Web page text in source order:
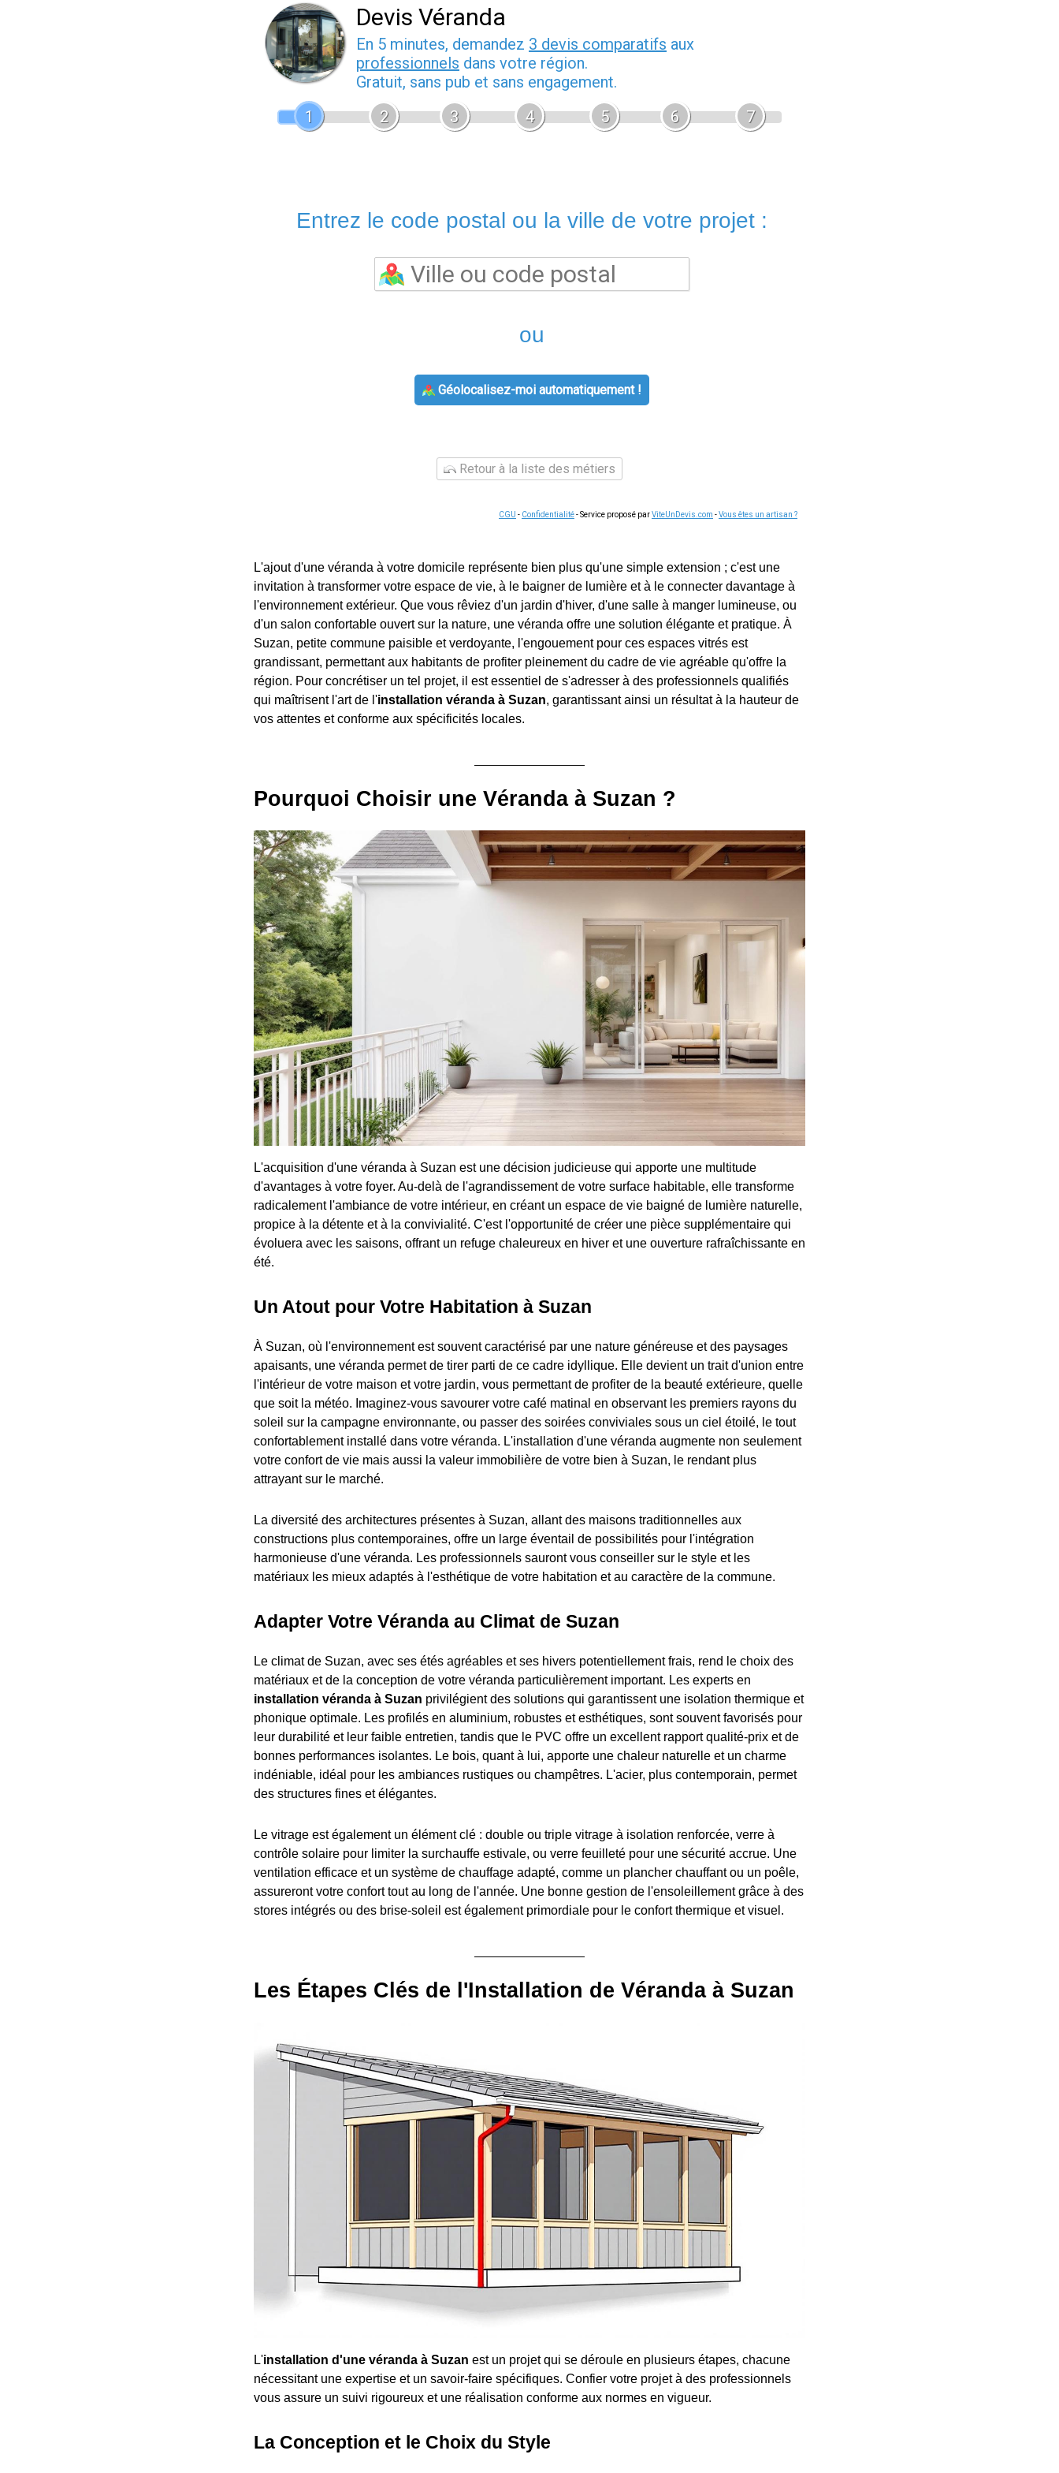
Devis Véranda
En 5 minutes, demandez 3 devis comparatifs aux
professionnels dans votre région.
Gratuit, sans pub et sans engagement.
1
2 3 4 5 6 7
Entrez le code postal ou la ville de votre projet :
ou
Géolocalisez-moi automatiquement !
Retour à la liste des métiers
CGU - Confidentialité- Service proposé parViteUnDevis.com -Vous êtes un artisan ?
L'ajout d'une véranda à votre domicile représente bien plus qu'une simple extension ; c'est une
invitation à transformer votre espace de vie, à le baigner de lumière et à le connecter davantage à
l'environnement extérieur. Que vous rêviez d'un jardin d'hiver, d'une salle à manger lumineuse, ou
d'un salon confortable ouvert sur la nature, une véranda offre une solution élégante et pratique. À
Suzan, petite commune paisible et verdoyante, l'engouement pour ces espaces vitrés est
grandissant, permettant aux habitants de profiter pleinement du cadre de vie agréable qu'offre la
région. Pour concrétiser un tel projet, il est essentiel de s'adresser à des professionnels qualifiés
qui maîtrisent l'art de l'installation véranda à Suzan, garantissant ainsi un résultat à la hauteur de
vos attentes et conforme aux spécificités locales.
Pourquoi Choisir une Véranda à Suzan ?
L'acquisition d'une véranda à Suzan est une décision judicieuse qui apporte une multitude
d'avantages à votre foyer. Au-delà de l'agrandissement de votre surface habitable, elle transforme
radicalement l'ambiance de votre intérieur, en créant un espace de vie baigné de lumière naturelle,
propice à la détente et à la convivialité. C'est l'opportunité de créer une pièce supplémentaire qui
évoluera avec les saisons, offrant un refuge chaleureux en hiver et une ouverture rafraîchissante en
été.
Un Atout pour Votre Habitation à Suzan
À Suzan, où l'environnement est souvent caractérisé par une nature généreuse et des paysages
apaisants, une véranda permet de tirer parti de ce cadre idyllique. Elle devient un trait d'union entre
l'intérieur de votre maison et votre jardin, vous permettant de profiter de la beauté extérieure, quelle
que soit la météo. Imaginez-vous savourer votre café matinal en observant les premiers rayons du
soleil sur la campagne environnante, ou passer des soirées conviviales sous un ciel étoilé, le tout
confortablement installé dans votre véranda. L'installation d'une véranda augmente non seulement
votre confort de vie mais aussi la valeur immobilière de votre bien à Suzan, le rendant plus
attrayant sur le marché.
La diversité des architectures présentes à Suzan, allant des maisons traditionnelles aux
constructions plus contemporaines, offre un large éventail de possibilités pour l'intégration
harmonieuse d'une véranda. Les professionnels sauront vous conseiller sur le style et les
matériaux les mieux adaptés à l'esthétique de votre habitation et au caractère de la commune.
Adapter Votre Véranda au Climat de Suzan
Le climat de Suzan, avec ses étés agréables et ses hivers potentiellement frais, rend le choix des
matériaux et de la conception de votre véranda particulièrement important. Les experts en
installation véranda à Suzan privilégient des solutions qui garantissent une isolation thermique et
phonique optimale. Les profilés en aluminium, robustes et esthétiques, sont souvent favorisés pour
leur durabilité et leur faible entretien, tandis que le PVC offre un excellent rapport qualité-prix et de
bonnes performances isolantes. Le bois, quant à lui, apporte une chaleur naturelle et un charme
indéniable, idéal pour les ambiances rustiques ou champêtres. L'acier, plus contemporain, permet
des structures fines et élégantes.
Le vitrage est également un élément clé : double ou triple vitrage à isolation renforcée, verre à
contrôle solaire pour limiter la surchauffe estivale, ou verre feuilleté pour une sécurité accrue. Une
ventilation efficace et un système de chauffage adapté, comme un plancher chauffant ou un poêle,
assureront votre confort tout au long de l'année. Une bonne gestion de l'ensoleillement grâce à des
stores intégrés ou des brise-soleil est également primordiale pour le confort thermique et visuel.
Les Étapes Clés de l'Installation de Véranda à Suzan
L'installation d'une véranda à Suzan est un projet qui se déroule en plusieurs étapes, chacune
nécessitant une expertise et un savoir-faire spécifiques. Confier votre projet à des professionnels
vous assure un suivi rigoureux et une réalisation conforme aux normes en vigueur.
La Conception et le Choix du Style